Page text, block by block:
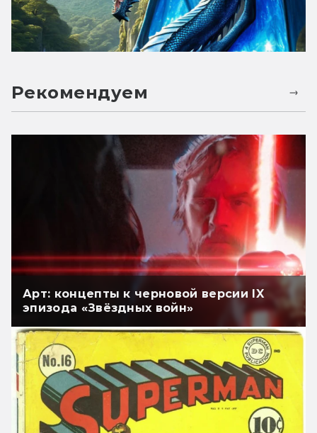
Рекомендуем
Арт: концепты к черновой версии IX
эпизода «Звёздных войн»